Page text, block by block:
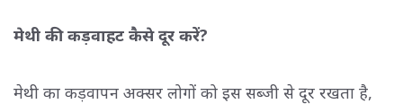
मेथी की कड़वाहट कैसे दूर करें?
मेथी का कड़वापन अक्सर लोगों को इस सब्जी से दूर रखता है,